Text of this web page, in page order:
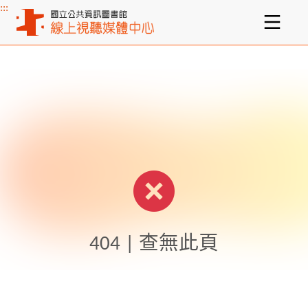
主要內容區塊
:::
404 | 查無此頁